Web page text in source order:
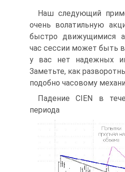
Наш следующий
очень волатильную
быстро движущимися
час сессии может быть
у вас нет надежных
Заметьте, как
подобно часовому
Падение CIEN в
периода